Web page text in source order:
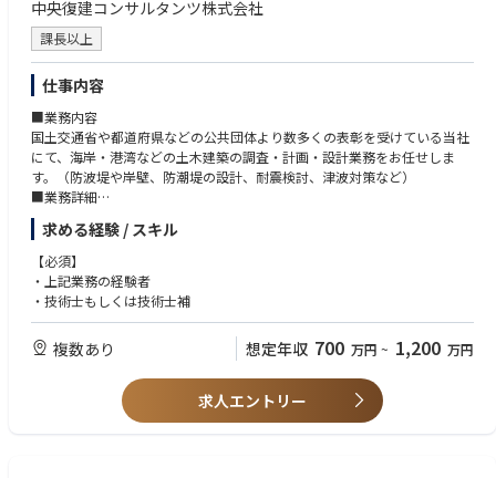
中央復建コンサルタンツ株式会社
課長以上
仕事内容
■業務内容
国土交通省や都道府県などの公共団体より数多くの表彰を受けている当社
にて、海岸・港湾などの土木建築の調査・計画・設計業務をお任せしま
す。（防波堤や岸壁、防潮堤の設計、耐震検討、津波対策など）
■業務詳細
・港湾計画、岸壁及び防波堤の新設設計、改良・補修設計、耐震・耐津波
性能照査
・海岸保全施設（護岸・堤防など）の新設設計、改良・補修設計、耐震・
耐津波性能照査
・港湾・海岸保全施設の維持管理計画検討
頂きます
例）管理技術者として業務をまとめる、技術提案書を作成する、照査技術
者として品質チェックを行う、若手指導・技術的アドバイスを行う等。
・年間150件ほどのプロジェクトが稼働
求める経験 / スキル
【必須】
・上記業務の経験者
・技術士もしくは技術士補
複数あり 想定年収 700 万円 ~ 1,200 万円
求人エントリー